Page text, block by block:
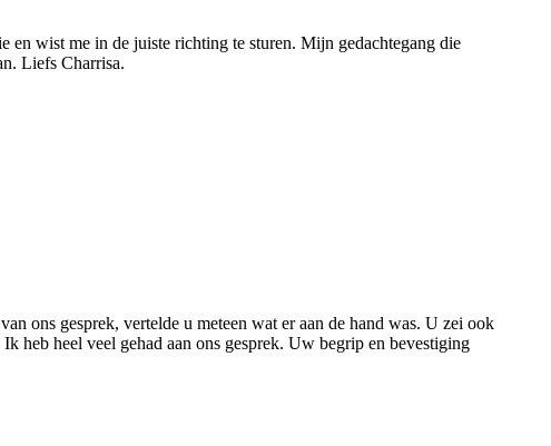
en wist me in de juiste richting te sturen. Mijn gedachtegang die
Liefs Charrisa.
ons gesprek, vertelde u meteen wat er aan de hand was. U zei ook
heb heel veel gehad aan ons gesprek. Uw begrip en bevestiging